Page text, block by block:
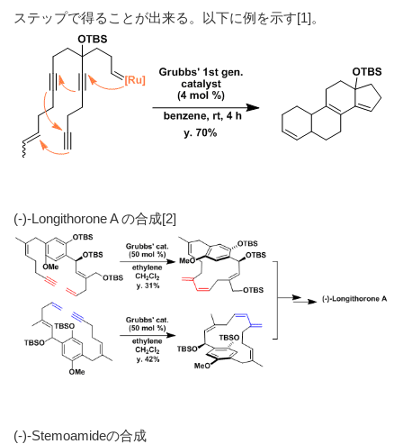
ステップで得ることが出来る。以下に例を示す[1]。
(-)-Longithorone A の合成[2]
(-)-Stemoamideの合成